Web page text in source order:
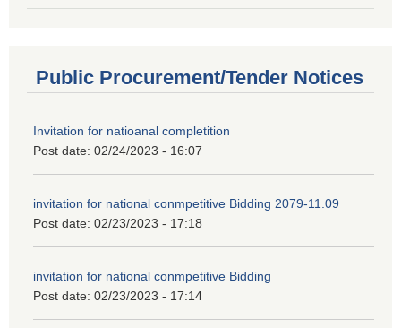
Public Procurement/Tender Notices
Invitation for natioanal completition
Post date: 02/24/2023 - 16:07
invitation for national conmpetitive Bidding 2079-11.09
Post date: 02/23/2023 - 17:18
invitation for national conmpetitive Bidding
Post date: 02/23/2023 - 17:14